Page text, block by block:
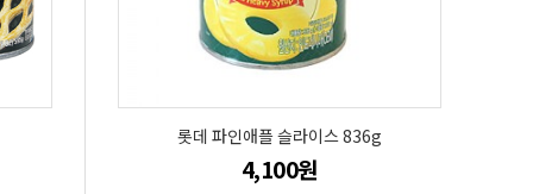
롯데 파인애플 슬라이스 836g
4,100원